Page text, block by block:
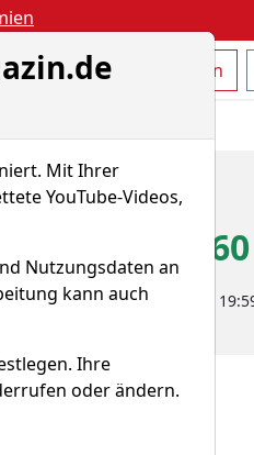
öffnen
Bestellen Login
Aktienkurs 01.08.2025,
Mit Ihrer
YouTube-Videos,
Nutzungsdaten an
kann auch
Ihre
oder ändern.